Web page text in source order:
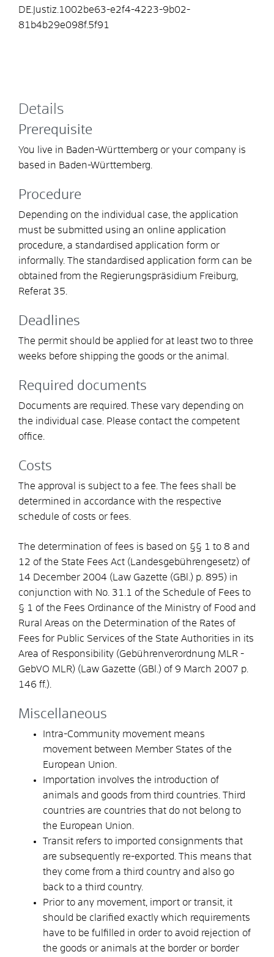
DE.Justiz.1002be63-e2f4-4223-9b02-
81b4b29e098f.5f91
Details
Prerequisite
You live in Baden-Württemberg or your company is
based in Baden-Württemberg.
Procedure
Depending on the individual case, the application
must be submitted using an online application
procedure, a standardised application form or
informally. The standardised application form can be
obtained from the Regierungspräsidium Freiburg,
Referat 35.
Deadlines
The permit should be applied for at least two to three
weeks before shipping the goods or the animal.
Required documents
Documents are required. These vary depending on
the individual case. Please contact the competent
office.
Costs
The approval is subject to a fee. The fees shall be
determined in accordance with the respective
schedule of costs or fees.
The determination of fees is based on §§ 1 to 8 and
12 of the State Fees Act (Landesgebührengesetz) of
14 December 2004 (Law Gazette (GBl.) p. 895) in
conjunction with No. 31.1 of the Schedule of Fees to
§ 1 of the Fees Ordinance of the Ministry of Food and
Rural Areas on the Determination of the Rates of
Fees for Public Services of the State Authorities in its
Area of Responsibility (Gebührenverordnung MLR -
GebVO MLR) (Law Gazette (GBl.) of 9 March 2007 p.
146 ff.).
Miscellaneous
Intra-Community movement means
movement between Member States of the
European Union.
Importation involves the introduction of
animals and goods from third countries. Third
countries are countries that do not belong to
the European Union.
Transit refers to imported consignments that
are subsequently re-exported. This means that
they come from a third country and also go
back to a third country.
Prior to any movement, import or transit, it
should be clarified exactly which requirements
have to be fulfilled in order to avoid rejection of
the goods or animals at the border or border